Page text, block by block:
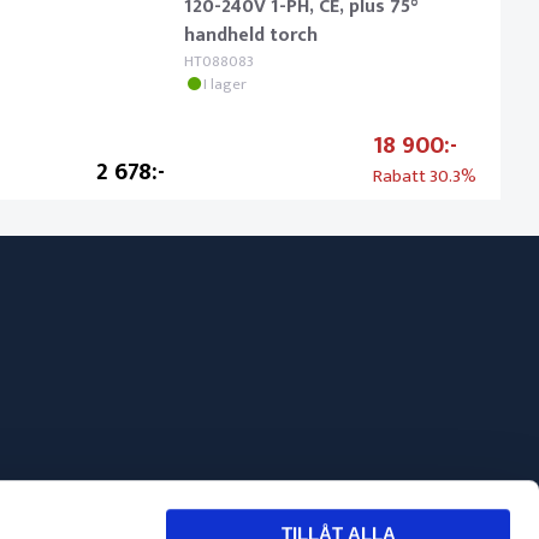
TILLÅT ALLA
2 678
handheld torch
HT088083
I lager
18 900
Rabatt30.3%
Svets